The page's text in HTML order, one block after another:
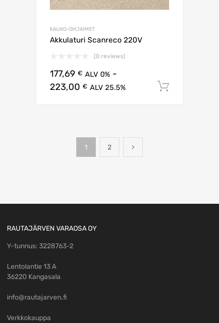
KAUKO-OHJAIMET
Akkulaturi Scanreco 220V
(0 reviews)
177,69 € ALV 0% -
223,00 € ALV 25.5%
1 2
RAUTAJÄRVEN VARAOSA OY
Y-tunnus: 3228763-2
Lentolantie 13 A
36220 Kangasala
info@rautajarven.fi
Verkkokauppa